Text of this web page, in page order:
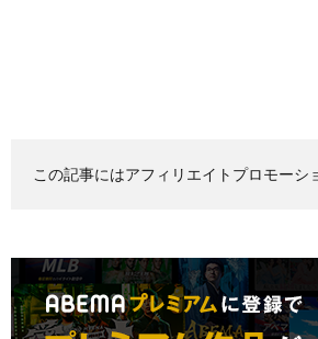
この記事にはアフィリエイトプロモーシ